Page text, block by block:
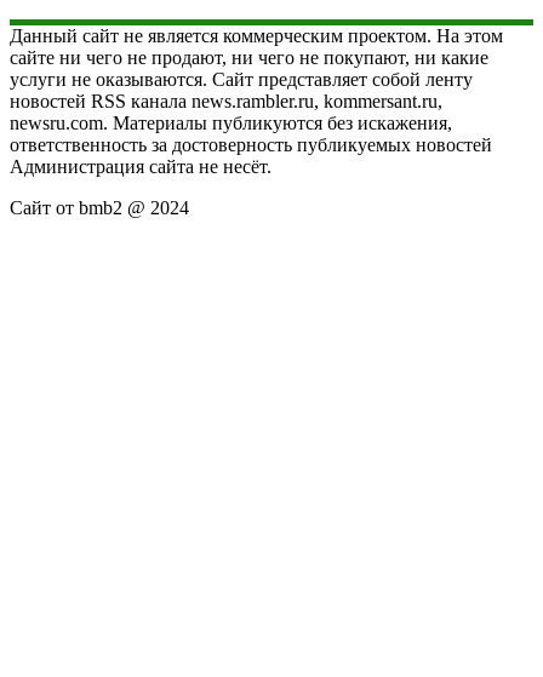
Данный сайт не является коммерческим проектом. На этом
сайте ни чего не продают, ни чего не покупают, ни какие
услуги не оказываются. Сайт представляет собой ленту
новостей RSS канала news.rambler.ru, kommersant.ru,
newsru.com. Материалы публикуются без искажения,
ответственность за достоверность публикуемых новостей
Администрация сайта не несёт.
Сайт от bmb2 @ 2024